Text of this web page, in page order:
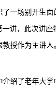
一场别开生
讲，此次讲座
授作为主讲人
介绍了老年大